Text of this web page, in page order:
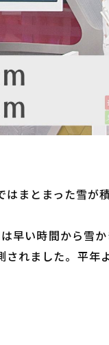
まとまった雪が積
早い時間から雪
されました。平年